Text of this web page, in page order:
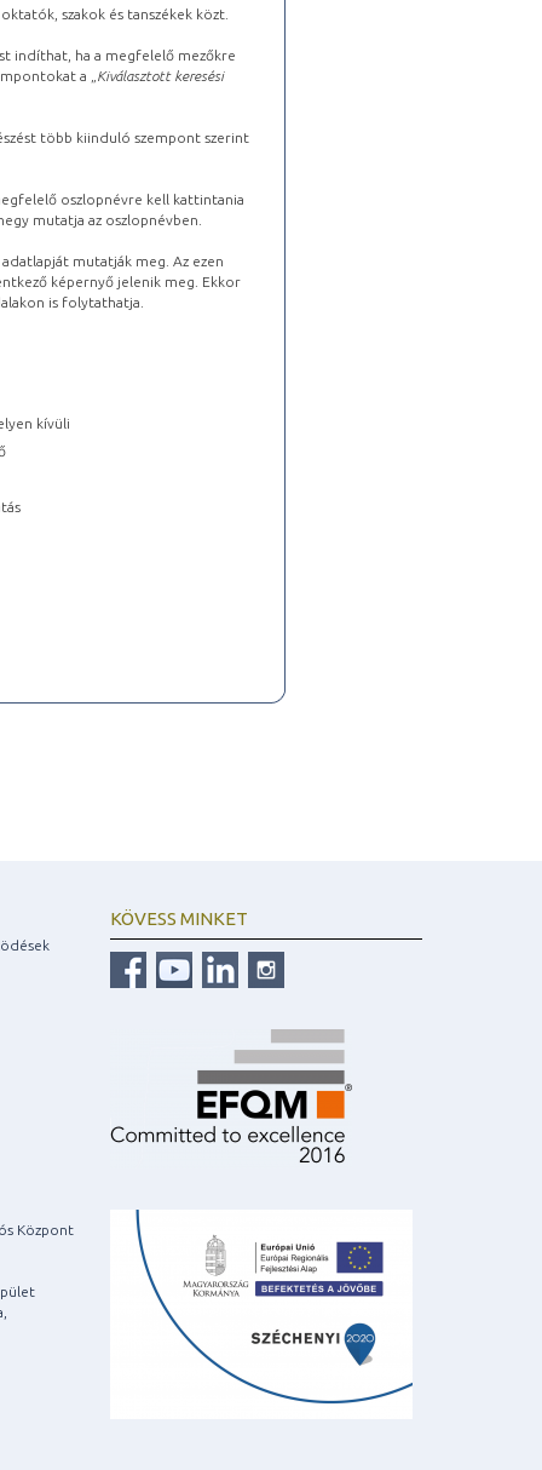
szakok és tanszékek közt.
indíthat, ha a megfelelő mezőkre
a „ Kiválasztott keresési
több kiinduló szempont szerint
oszlopnévre kell kattintania
mutatja az oszlopnévben.
mutatják meg. Az ezen
képernyő jelenik meg. Ekkor
is folytathatja.
kívüli
Központ
KÖVESS MINKET